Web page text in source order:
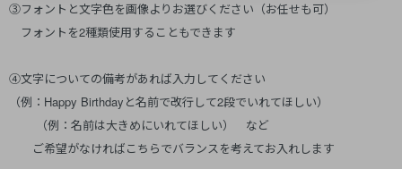
③フォントと文字色を画像よりお選びください（お任せも可）
フォントを2種類使用することもできます
④文字についての備考があれば入力してください
（例：Happy Birthdayと名前で改行して2段でいれてほしい）
（例：名前は大きめにいれてほしい） など
ご希望がなければこちらでバランスを考えてお入れします